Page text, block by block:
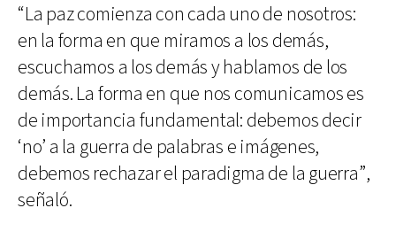
“La paz comienza con cada uno de nosotros:
en la forma en que miramos a los demás,
escuchamos a los demás y hablamos de los
demás. La forma en que nos comunicamos es
de importancia fundamental: debemos decir
‘no’ a la guerra de palabras e imágenes,
debemos rechazar el paradigma de la guerra”,
señaló.